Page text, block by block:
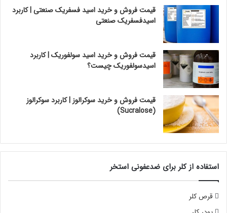
قیمت فروش و خرید اسید فسفریک صنعتی | کاربرد
اسیدفسفریک صنعتی
قیمت فروش و خرید اسید سولفوریک | کاربرد
اسیدسولفوریک چیست؟
قیمت فروش و خرید سوکرالوز | کاربرد سوکرالوز
(Sucralose)
استفاده از کلر برای ضدعفونی استخر
قرص کلر